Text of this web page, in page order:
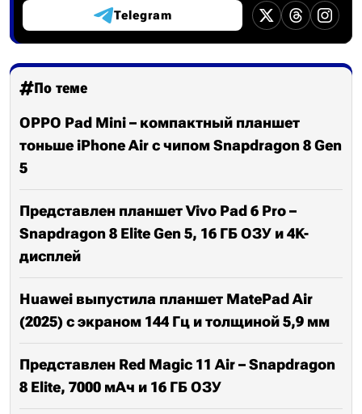
Telegram
По теме
OPPO Pad Mini – компактный планшет
тоньше iPhone Air с чипом Snapdragon 8 Gen
5
Представлен планшет Vivo Pad 6 Pro –
Snapdragon 8 Elite Gen 5, 16 ГБ ОЗУ и 4K-
дисплей
Huawei выпустила планшет MatePad Air
(2025) с экраном 144 Гц и толщиной 5,9 мм
Представлен Red Magic 11 Air – Snapdragon
8 Elite, 7000 мАч и 16 ГБ ОЗУ